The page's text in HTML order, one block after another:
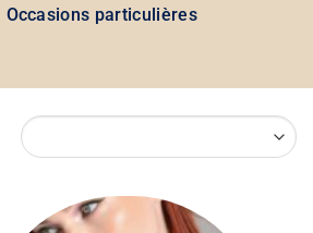
Occasions particulières